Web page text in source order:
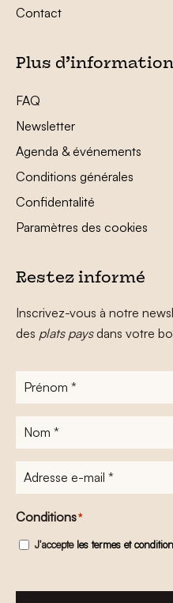
Contact
Plus
FAQ
Newsletter
Agenda & événements
Conditions générales
Confidentalité
Paramètres des cookies
Restez informé
Inscrivez-vous à notre
des plats paysdans votre
Prénom
Nom
Adresse
e-
mail*
Conditions*
J'accepte les termes et